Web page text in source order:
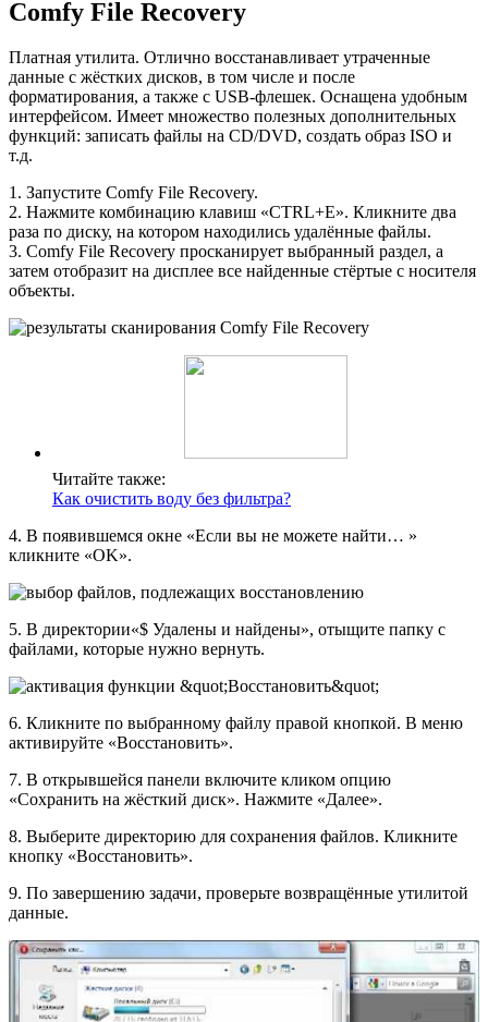
Comfy File Recovery
Платная утилита. Отлично восстанавливает утраченные
данные с жёстких дисков, в том числе и после
форматирования, а также с USB-флешек. Оснащена удобным
интерфейсом. Имеет множество полезных дополнительных
функций: записать файлы на СD/DVD, создать образ ISO и
т.д.
1. Запустите Comfy File Recovery.
2. Нажмите комбинацию клавиш «CTRL+E». Кликните два
раза по диску, на котором находились удалённые файлы.
3. Comfy File Recovery просканирует выбранный раздел, а
затем отобразит на дисплее все найденные стёртые с носителя
объекты.
Читайте также:
Как очистить воду без фильтра?
4. В появившемся окне «Если вы не можете найти… »
кликните «OK».
5. В директории«$ Удалены и найдены», отыщите папку с
файлами, которые нужно вернуть.
6. Кликните по выбранному файлу правой кнопкой. В меню
активируйте «Восстановить».
7. В открывшейся панели включите кликом опцию
«Сохранить на жёсткий диск». Нажмите «Далее».
8. Выберите директорию для сохранения файлов. Кликните
кнопку «Восстановить».
9. По завершению задачи, проверьте возвращённые утилитой
данные.